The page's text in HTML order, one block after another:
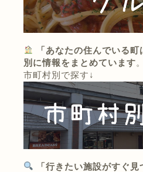
「あなたの住んでいる
別に情報をまとめています。
市町村別で探す↓
「行きたい施設がすぐ見